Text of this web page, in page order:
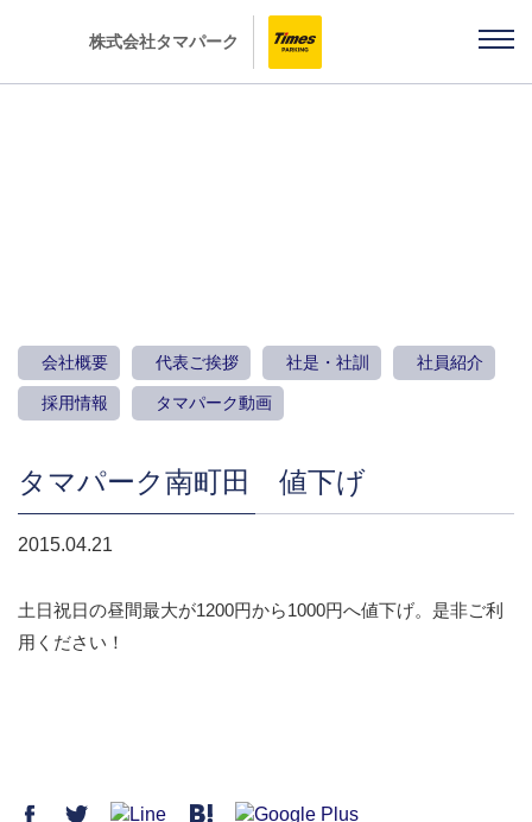
株式会社タマパーク
会社概要 代表ご挨拶 社是・社訓 社員紹介
採用情報 タマパーク動画
タマパーク南町田 値下げ
2015.04.21
土日祝日の昼間最大が1200円から1000円へ値下げ。是非ご利
用ください！